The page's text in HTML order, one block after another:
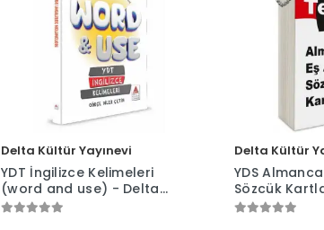
Delta Kültür Yayınevi
YDT İngilizce Kelimeleri
(word and use) - Delta
Kültür Yayınevi
Delta Kültür
YDS
Sözcük Kartları -
Kültür Yayınevi